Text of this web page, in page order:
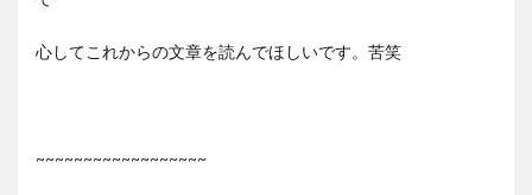
心してこれからの文章を読んでほしいです。苦笑
~~~~~~~~~~~~~~~~~~